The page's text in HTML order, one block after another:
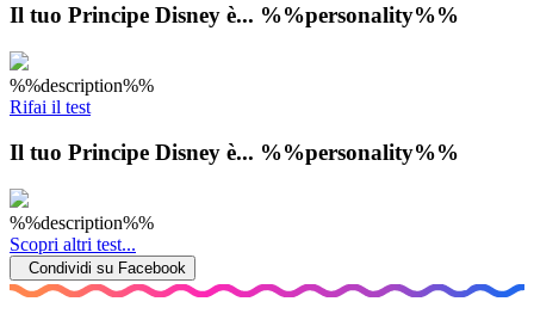
Il tuo Principe Disney è... %%personality%%
%%description%%
Rifai il test
Il tuo Principe Disney è... %%personality%%
%%description%%
Scopri altri test...
Condividi su Facebook